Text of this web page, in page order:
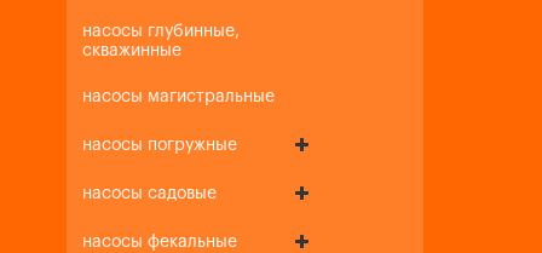
насосы глубинные,
скважинные
насосы магистральные
насосы погружные
насосы садовые
насосы фекальные